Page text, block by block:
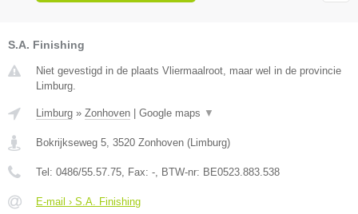
S.A. Finishing
Niet gevestigd in de plaats Vliermaalroot, maar wel in de provincie
Limburg.
Limburg » Zonhoven Google maps ▼
Bokrijkseweg 5, 3520 Zonhoven (Limburg)
Tel: 0486/55.57.75, Fax: -, BTW-nr: BE0523.883.538
E-mail › S.A. Finishing